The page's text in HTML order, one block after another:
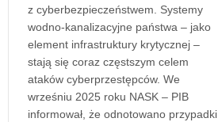
z cyberbezpieczeństwem. Systemy
wodno-kanalizacyjne państwa – jako
element infrastruktury krytycznej –
stają się coraz częstszym celem
ataków cyberprzestępców. We
wrześniu 2025 roku NASK – PIB
informował, że odnotowano przypadki